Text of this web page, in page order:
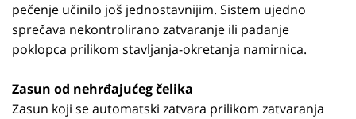
pečenje učinilo još jednostavnijim. Sistem ujedno
sprečava nekontrolirano zatvaranje ili padanje
poklopca prilikom stavljanja-okretanja namirnica.
Zasun od nehrđajućeg čelika
Zasun koji se automatski zatvara prilikom zatvaranja